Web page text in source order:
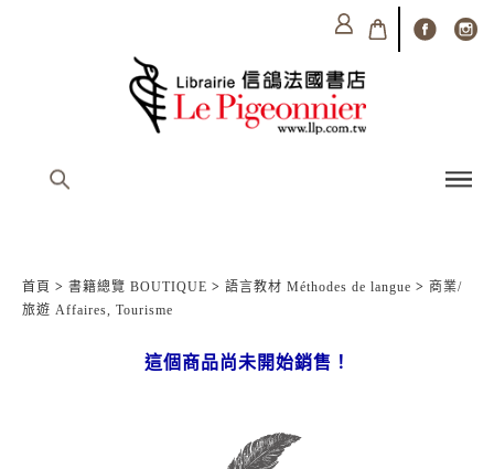
首頁 > 書籍總覽 BOUTIQUE > 語言教材 Méthodes de langue > 商業/
旅遊 Affaires, Tourisme
這個商品尚未開始銷售！